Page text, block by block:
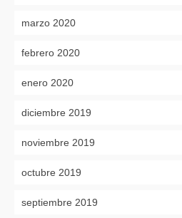
marzo 2020
febrero 2020
enero 2020
diciembre 2019
noviembre 2019
octubre 2019
septiembre 2019